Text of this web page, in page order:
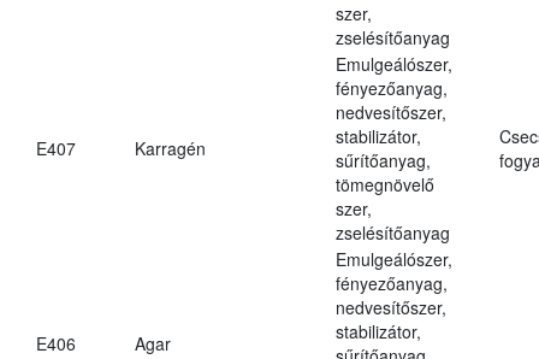
szer,
zselésítőanyag
E407 Karragén
Emulgeálószer,
fényezőanyag,
nedvesítőszer,
stabilizátor,
sűrítőanyag,
tömegnövelő
szer,
zselésítőanyag
E406 Agar
Emulgeálószer,
fényezőanyag,
nedvesítőszer,
stabilizátor,